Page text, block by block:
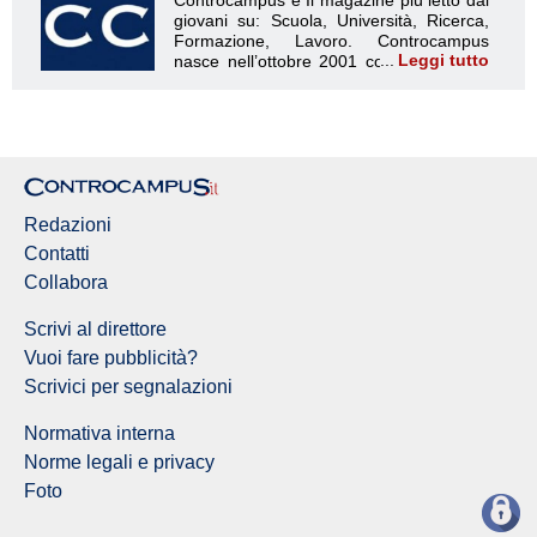
Leggi tutto
Redazioni
Contatti
Collabora
Scrivi al direttore
Vuoi fare pubblicità?
Scrivici per segnalazioni
Normativa interna
Norme legali e privacy
Foto